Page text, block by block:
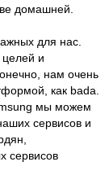
домашней.
для нас.
и
нам очень
как bada.
мы можем
сервисов и
сервисов